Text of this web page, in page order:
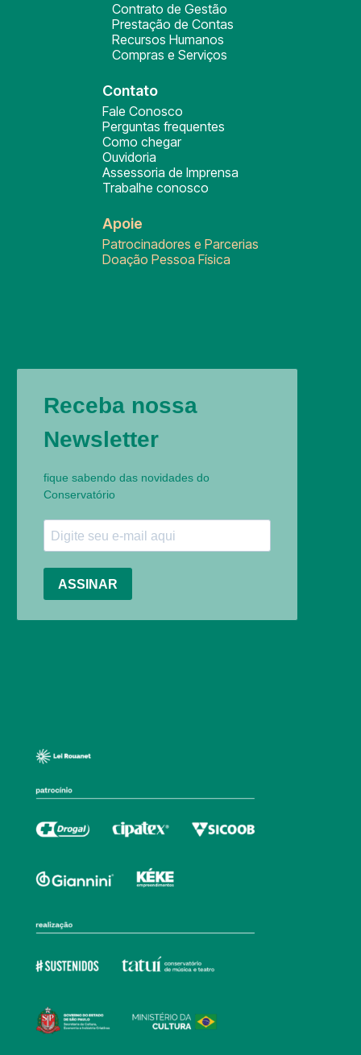
Contrato de Gestão
Prestação de Contas
Recursos Humanos
Compras e Serviços
Contato
Fale Conosco
Perguntas frequentes
Como chegar
Ouvidoria
Assessoria de Imprensa
Trabalhe conosco
Apoie
Patrocinadores e Parcerias
Doação Pessoa Física